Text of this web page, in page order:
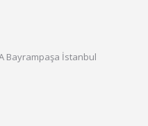
Bayrampaşa İstanbul